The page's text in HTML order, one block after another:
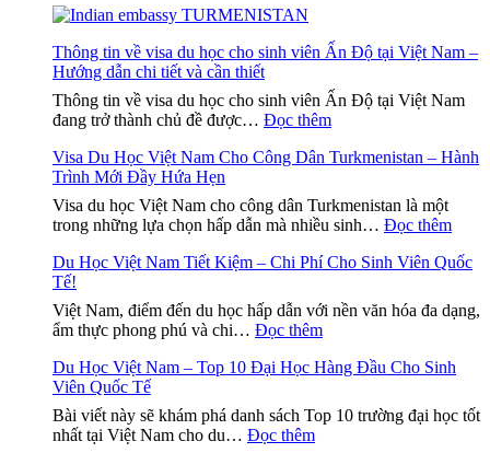
Thông tin về visa du học cho sinh viên Ấn Độ tại Việt Nam –
Hướng dẫn chi tiết và cần thiết
Thông tin về visa du học cho sinh viên Ấn Độ tại Việt Nam
đang trở thành chủ đề được… Đọc thêm:
tin
visa
du
học
cho
sinh
Ấn
Việt
–
Visa Du Học Việt Nam Cho Công Dân Turkmenistan – Hành
Trình Mới Đầy Hứa Hẹn
Visa du học Việt Nam cho công dân Turkmenistan là một
trong những lựa chọn hấp dẫn mà nhiều sinh… Đọc thêm:
Du
Việt
Nam
Công
Dân
–
Du Học Việt Nam Tiết Kiệm – Chi Phí Cho Sinh Viên Quốc
Tế!
Việt Nam, điểm đến du học hấp dẫn với nền văn hóa đa dạng,
ẩm thực phong phú và chi… Đọc thêm:
Học
Nam
Tiết
Du Học Việt Nam – Top 10 Đại Học Hàng Đầu Cho Sinh
Viên Quốc Tế
Bài viết này sẽ khám phá danh sách Top 10 trường đại học tốt
nhất tại Việt Nam cho du… Đọc thêm: